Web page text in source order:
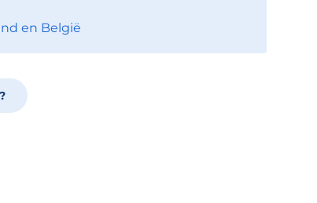
en België